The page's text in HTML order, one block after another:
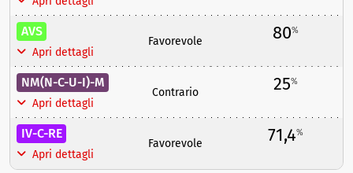
AVS
Apri dettagli
Favorevole 80%
NM(N-C-U-I)-M
Apri dettagli
Contrario 25%
IV-C-RE
Apri dettagli
Favorevole 71,4%